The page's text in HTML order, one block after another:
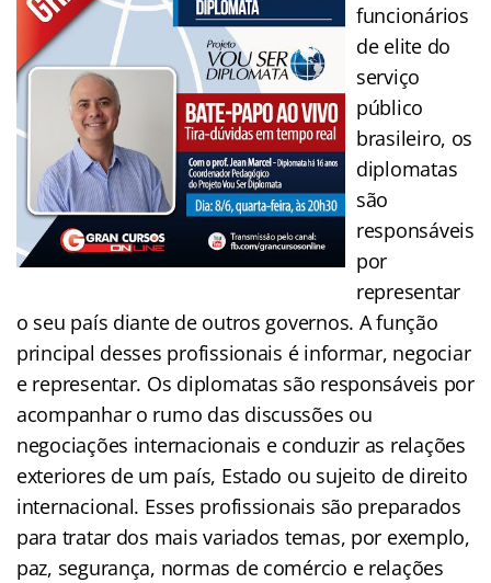
funcionários
de elite do
serviço
público
brasileiro, os
diplomatas
são
responsáveis
por
representar
o seu país diante de outros governos. A função
principal desses profissionais é informar, negociar
e representar. Os diplomatas são responsáveis por
acompanhar o rumo das discussões ou
negociações internacionais e conduzir as relações
exteriores de um país, Estado ou sujeito de direito
internacional. Esses profissionais são preparados
para tratar dos mais variados temas, por exemplo,
paz, segurança, normas de comércio e relações